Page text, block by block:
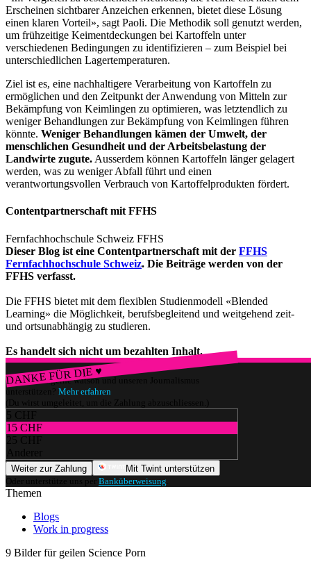
Erscheinen sichtbarer Anzeichen erkennen, bietet diese Lösung
einen klaren Vorteil», sagt Paoli. Die Methodik soll genutzt werden,
um frühzeitige Keimentdeckungen bei Kartoffeln unter
verschiedenen Bedingungen zu identifizieren – zum Beispiel bei
unterschiedlichen Lagertemperaturen.
Ziel ist es, eine nachhaltigere Verarbeitung von Kartoffeln zu
ermöglichen und den Zeitpunkt der Anwendung von Mitteln zur
Bekämpfung von Keimlingen zu optimieren, was letztendlich zu
weniger Behandlungen zur Bekämpfung von Keimlingen führen
könnte. Weniger Behandlungen kämen der Umwelt, der
menschlichen Gesundheit und der Arbeitsbelastung der
Landwirte zugute. Ausserdem können Kartoffeln länger gelagert
werden, was zu weniger Abfall führt und einen
verantwortungsvollen Verbrauch von Kartoffelprodukten fördert.
Contentpartnerschaft mit FFHS
Fernfachhochschule Schweiz FFHS
Dieser Blog ist eine Contentpartnerschaft mit der FFHS
Fernfachhochschule Schweiz. Die Beiträge werden von der
FFHS verfasst.
Die FFHS bietet mit dem flexiblen Studienmodell «Blended
Learning» die Möglichkeit, berufsbegleitend und weitgehend zeit-
und ortsunabhängig zu studieren.
Es handelt sich nicht um bezahlten Inhalt.
DANKE FÜR DIE ♥
Würdest du gerne watson und unseren Journalismus
unterstützen? Mehr erfahren
(Du wirst umgeleitet, um die Zahlung abzuschliessen.)
5 CHF
15 CHF
25 CHF
Anderer
Weiter zur Zahlung
Mit Twint unterstützen
Oder unterstütze uns per Banküberweisung
Themen
Blogs
Work in progress
9 Bilder für geilen Science Porn